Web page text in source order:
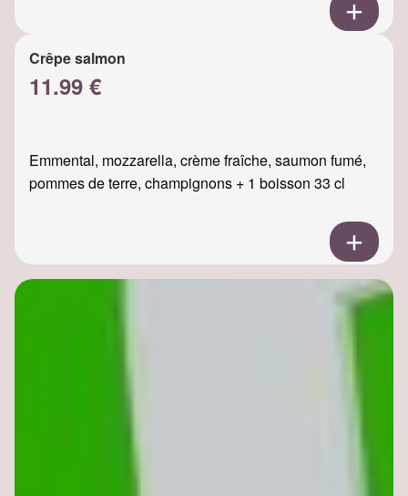
Crêpe salmon
11.99 €
Emmental, mozzarella, crème fraîche, saumon fumé,
pommes de terre, champignons + 1 boisson 33 cl